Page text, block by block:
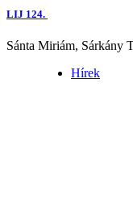
LIJ 124.
Sánta Miriám, Sárkány
Hírek